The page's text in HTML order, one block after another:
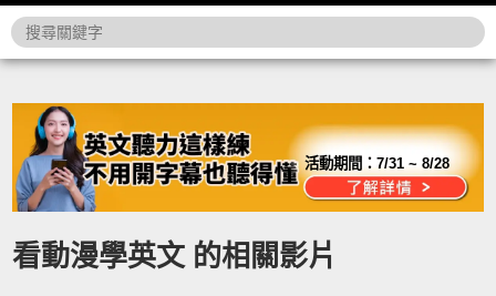
活動期間：7/31 ~ 8/28
看動漫學英文 的相關影片